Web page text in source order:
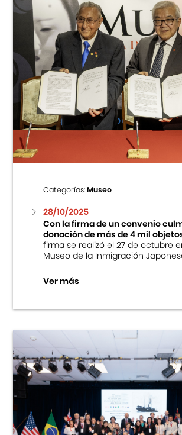
Categorías:Museo
28/10/2025
Con la firma de un convenio
donación de más de 4 mil
firma se realizó el 27 de octubre
Museo de la Inmigración
Ver más